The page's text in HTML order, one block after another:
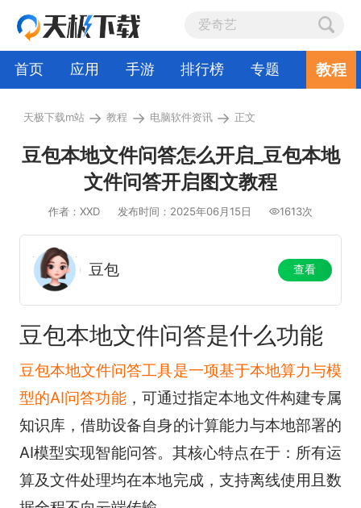
首页 应用 手游 排行榜 专题 教程
天极下载m站 → 教程 → 电脑软件资讯 → 正文
豆包本地文件问答怎么开启_豆包本地
文件问答开启图文教程
作者：XXD 发布时间：2025年06月15日 1613次
豆包 查看
豆包本地文件问答是什么功能
豆包本地文件问答工具是一项基于本地算力与模
型的AI问答功能，可通过指定本地文件构建专属
知识库，借助设备自身的计算能力与本地部署的
AI模型实现智能问答。其核心特点在于：所有运
算及文件处理均在本地完成，支持离线使用且数